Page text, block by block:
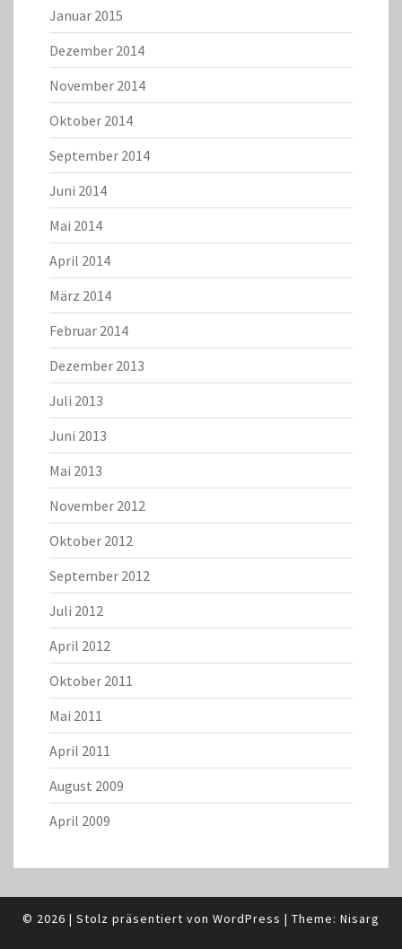
Januar 2015
Dezember 2014
November 2014
Oktober 2014
September 2014
Juni 2014
Mai 2014
April 2014
März 2014
Februar 2014
Dezember 2013
Juli 2013
Juni 2013
Mai 2013
November 2012
Oktober 2012
September 2012
Juli 2012
April 2012
Oktober 2011
Mai 2011
April 2011
August 2009
April 2009
© 2026 | Stolz präsentiert von WordPress | Theme: Nisarg